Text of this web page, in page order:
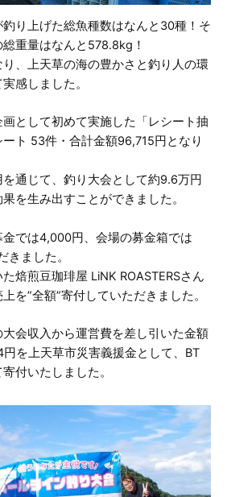
り上げた総魚種数はなんと30種！そ
重量はなんと578.8kg！
、上天草の海の豊かさと釣り人の環
感しました。
として初めて実施した「レシート抽
ト 53件・合計金額96,715円となり
通じて、釣り大会として約9.6万円
を生み出すことができました。
では4,000円、会場の募金箱では
きました。
焙煎豆珈琲屋 LiNK ROASTERSさん
を”全額”寄付していただきました。
会収入から運営費を差し引いた金額
を上天草市災害義援金として、BT
付いたしました。